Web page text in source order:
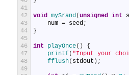
41
42
43
44
45
46
47
48
49
void mySrand(unsigned int
num = seed;
}
int playOnce( )
{
printf( "Input your
fflush( stdout ) ;